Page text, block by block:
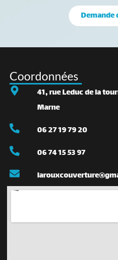
Demande
Coordonnées
41, rue Leduc de la
Marne
06 27 19 79 20
06 74 15 53 97